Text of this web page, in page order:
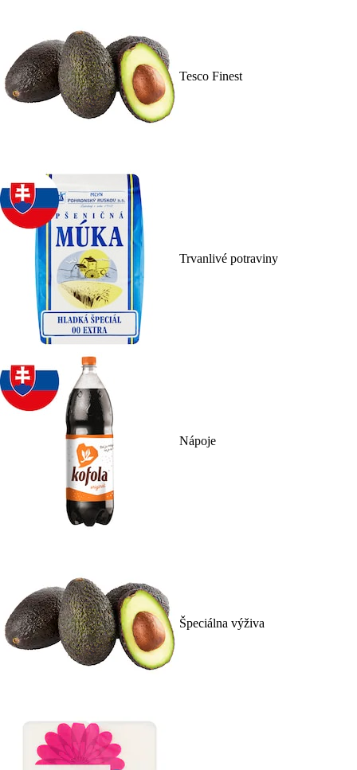
Tesco Finest
Trvanlivé potraviny
Nápoje
Špeciálna výživa